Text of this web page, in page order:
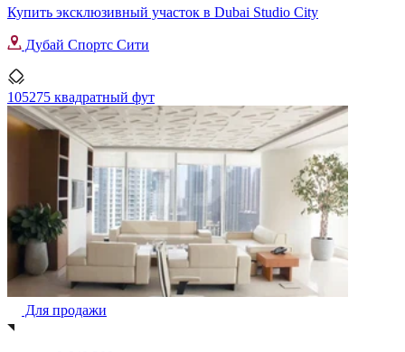
Купить эксклюзивный участок в Dubai Studio City
Дубай Спортс Сити
105275 квадратный фут
Для продажи